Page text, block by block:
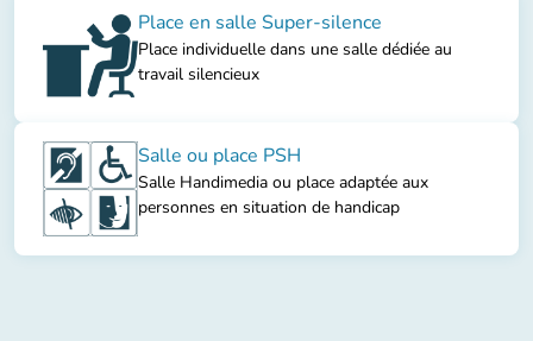
Place en salle Super-silence
Place individuelle dans une salle dédiée au
travail silencieux
Salle ou place PSH
Salle Handimedia ou place adaptée aux
personnes en situation de handicap